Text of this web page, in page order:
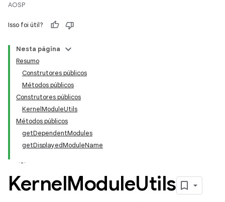
AOSP
Isso foi útil?
Nesta página
Resumo
Construtores públicos
Métodos públicos
Construtores públicos
KernelModuleUtils
Métodos públicos
getDependentModules
getDisplayedModuleName
KernelModuleUtils